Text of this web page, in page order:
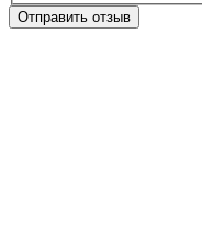
Отправить отзыв